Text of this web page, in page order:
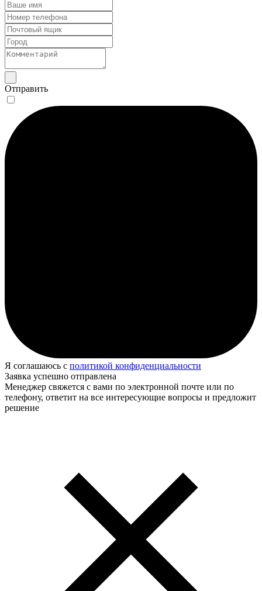
Отправить
Я соглашаюсь с политикой конфиденциальности
Заявка успешно отправлена
Менеджер свяжется с вами по электронной почте или по
телефону, ответит на все интересующие вопросы и предложит
решение